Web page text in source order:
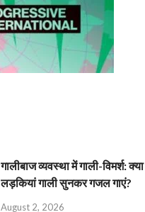
गालीबाज व्‍यवस्‍था में गाली-विमर्श: क्या
लड़कियां गाली सुनकर गजल गाएं?
August 2, 2026